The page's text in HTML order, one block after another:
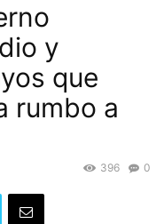
y
que
rumbo a
0
396